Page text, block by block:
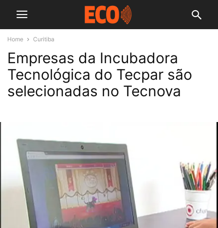
Home Curitiba
Empresas da Incubadora
Tecnológica do Tecpar são
selecionadas no Tecnova